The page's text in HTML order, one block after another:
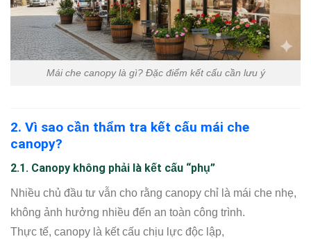
Mái che canopy là gì? Đặc điểm kết cấu cần lưu ý
2. Vì sao cần thẩm tra kết cấu mái che
canopy?
2.1. Canopy không phải là kết cấu “phụ”
Nhiều chủ đầu tư vẫn cho rằng canopy chỉ là mái che nhẹ,
không ảnh hưởng nhiều đến an toàn công trình.
Thực tế, canopy là kết cấu chịu lực độc lập,